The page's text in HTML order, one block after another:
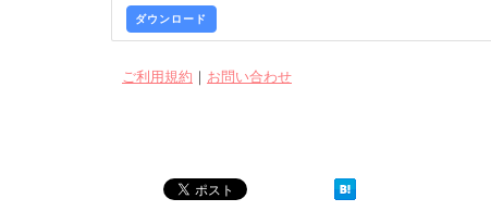
ダウンロード
ご利用規約 ｜ お問い合わせ